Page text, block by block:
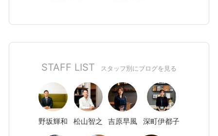
STAFF LIST スタッフ別にブログを見る
野坂輝和 松山智之 吉原早風 深町伊都子